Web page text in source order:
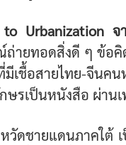
Urbanization จ
ถ่ายทอดสิ่งดี ๆ ข้อ
เชื้อสายไทย-จีน
ษรเป็นหนังสือ ผ่าน
วัดชายแดนภาคใ